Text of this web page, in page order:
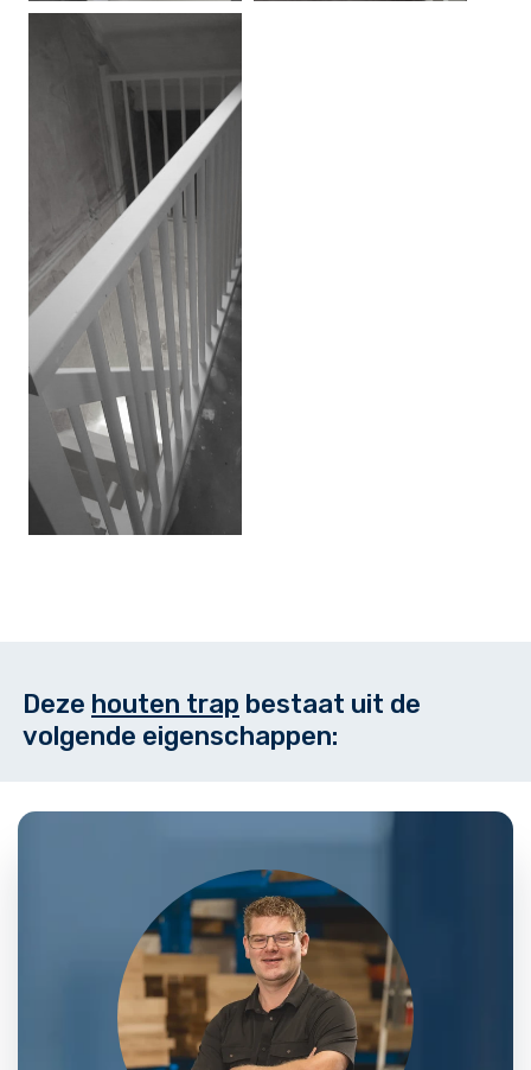
Deze houten trap bestaat uit de
volgende eigenschappen: